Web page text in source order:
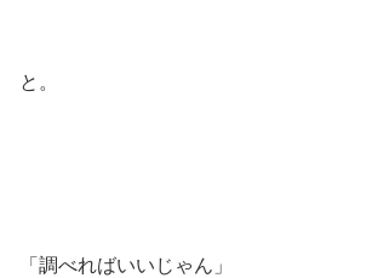
と。
「調べればいいじゃん」